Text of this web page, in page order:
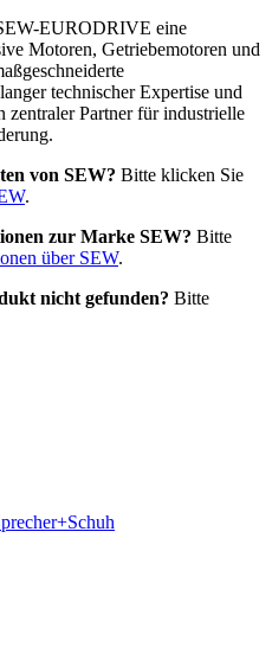
EURODRIVE eine
Motoren, Getriebemotoren und
technischer Expertise und
zentraler Partner für industrielle
von SEW? Bitte klicken Sie
.
zur Marke SEW? Bitte
über SEW.
nicht gefunden? Bitte